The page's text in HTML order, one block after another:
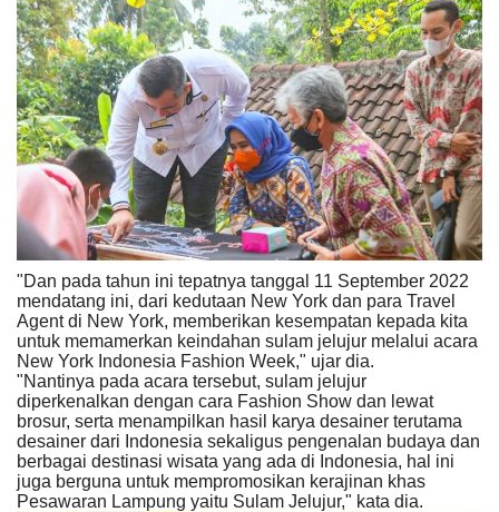
"Dan pada tahun ini tepatnya tanggal 11 September 2022
mendatang ini, dari kedutaan New York dan para Travel
Agent di New York, memberikan kesempatan kepada kita
untuk memamerkan keindahan sulam jelujur melalui acara
New York Indonesia Fashion Week," ujar dia.
"Nantinya pada acara tersebut, sulam jelujur
diperkenalkan dengan cara Fashion Show dan lewat
brosur, serta menampilkan hasil karya desainer terutama
desainer dari Indonesia sekaligus pengenalan budaya dan
berbagai destinasi wisata yang ada di Indonesia, hal ini
juga berguna untuk mempromosikan kerajinan khas
Pesawaran Lampung yaitu Sulam Jelujur," kata dia.